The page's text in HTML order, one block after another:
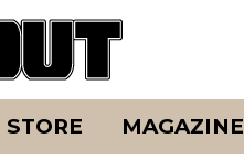
STORE MAGAZINE